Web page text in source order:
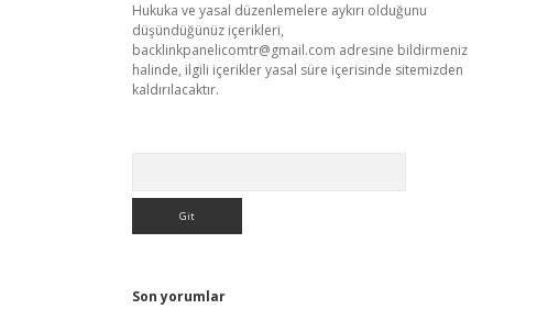
Hukuka ve yasal düzenlemelere aykırı olduğunu
düşündüğünüz içerikleri,
backlinkpanelicomtr@gmail.com adresine bildirmeniz
halinde, ilgili içerikler yasal süre içerisinde sitemizden
kaldırılacaktır.
Son yorumlar